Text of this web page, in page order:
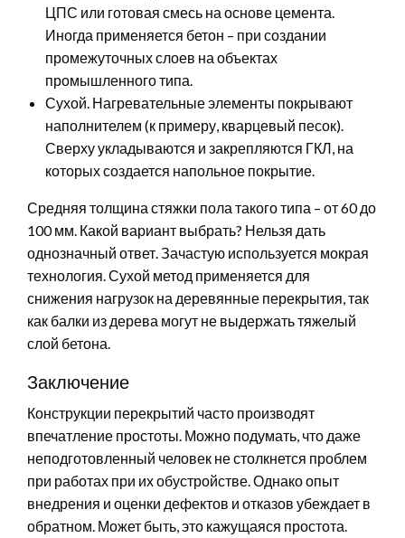
ЦПС или готовая смесь на основе цемента.
Иногда применяется бетон – при создании
промежуточных слоев на объектах
промышленного типа.
Сухой. Нагревательные элементы покрывают
наполнителем (к примеру, кварцевый песок).
Сверху укладываются и закрепляются ГКЛ, на
которых создается напольное покрытие.
Средняя толщина стяжки пола такого типа – от 60 до
100 мм. Какой вариант выбрать? Нельзя дать
однозначный ответ. Зачастую используется мокрая
технология. Сухой метод применяется для
снижения нагрузок на деревянные перекрытия, так
как балки из дерева могут не выдержать тяжелый
слой бетона.
Заключение
Конструкции перекрытий часто производят
впечатление простоты. Можно подумать, что даже
неподготовленный человек не столкнется проблем
при работах при их обустройстве. Однако опыт
внедрения и оценки дефектов и отказов убеждает в
обратном. Может быть, это кажущаяся простота.